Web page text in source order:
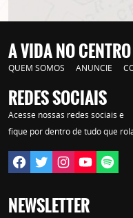
A VIDA NO CENTRO
QUEM SOMOS ANUNCIE
REDES SOCIAIS
Acesse nossas redes sociais e
fique por dentro de tudo que
NEWSLETTER
Lorem ipsum